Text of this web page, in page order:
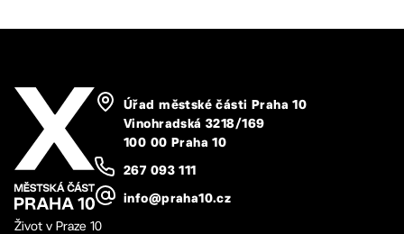
Úřad městské části Praha 10
Vinohradská 3218/169
100 00 Praha 10
267 093 111
info@praha10.cz
Život v Praze 10